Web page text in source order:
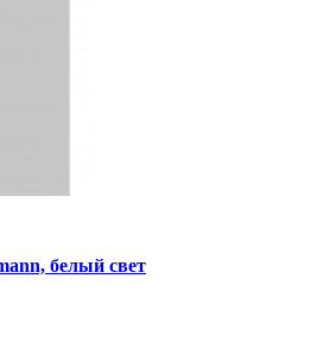
белый свет